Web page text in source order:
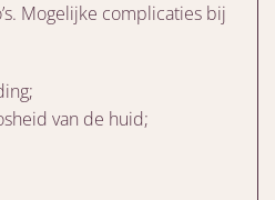
Mogelijke complicaties bij
van de huid;